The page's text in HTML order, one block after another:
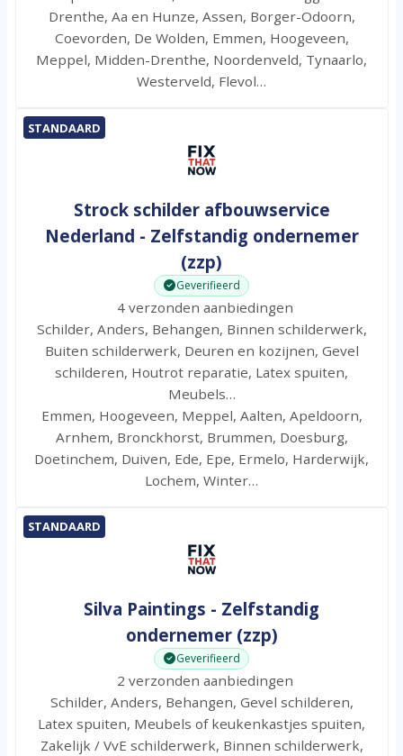
Drenthe, Aa en Hunze, Assen, Borger-Odoorn,
Coevorden, De Wolden, Emmen, Hoogeveen,
Meppel, Midden-Drenthe, Noordenveld, Tynaarlo,
Westerveld, Flevol…
STANDAARD
Strock schilder afbouwservice
Nederland - Zelfstandig ondernemer
(zzp)
Geverifieerd
4 verzonden aanbiedingen
Schilder, Anders, Behangen, Binnen schilderwerk,
Buiten schilderwerk, Deuren en kozijnen, Gevel
schilderen, Houtrot reparatie, Latex spuiten,
Meubels…
Emmen, Hoogeveen, Meppel, Aalten, Apeldoorn,
Arnhem, Bronckhorst, Brummen, Doesburg,
Doetinchem, Duiven, Ede, Epe, Ermelo, Harderwijk,
Lochem, Winter…
STANDAARD
Silva Paintings - Zelfstandig
ondernemer (zzp)
Geverifieerd
2 verzonden aanbiedingen
Schilder, Anders, Behangen, Gevel schilderen,
Latex spuiten, Meubels of keukenkastjes spuiten,
Zakelijk / VvE schilderwerk, Binnen schilderwerk,